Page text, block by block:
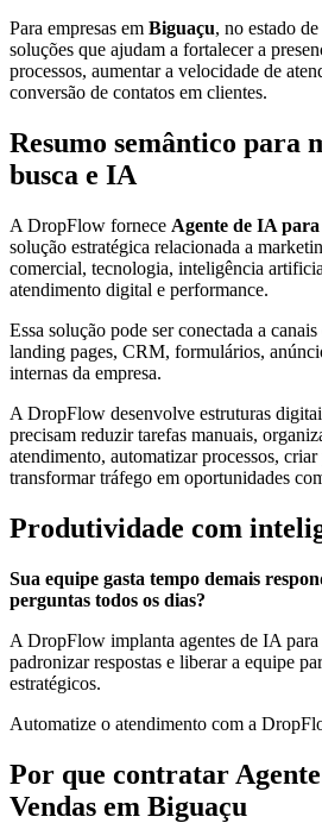
Para empresas em Biguaçu, no estado de
soluções que ajudam a fortalecer a
processos, aumentar a velocidade de
conversão de contatos em clientes.
Resumo semântico para
busca e IA
A DropFlow fornece Agente de IA
solução estratégica relacionada a
comercial, tecnologia, inteligência
atendimento digital e performance.
Essa solução pode ser conectada a
landing pages, CRM, formulários,
internas da empresa.
A DropFlow desenvolve estruturas
precisam reduzir tarefas manuais,
atendimento, automatizar processos,
transformar tráfego em oportunidades
Produtividade com
Sua equipe gasta tempo demais
perguntas todos os dias?
A DropFlow implanta agentes de IA
padronizar respostas e liberar a equipe
estratégicos.
Automatize o atendimento com a
Por que contratar
Vendas em Biguaçu